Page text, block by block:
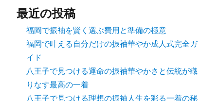
送
り
最近の投稿
福岡で振袖を賢く選ぶ費用と準備の極意
福岡で叶える自分だけの振袖華やか成人式完全ガ
イド
八王子で見つける運命の振袖華やかさと伝統が織
りなす最高の一着
八王子で見つける理想の振袖人生を彩る一着の秘